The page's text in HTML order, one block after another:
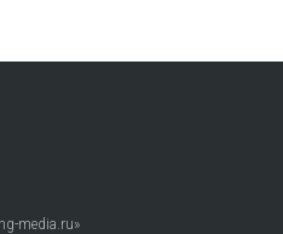
media.ru»